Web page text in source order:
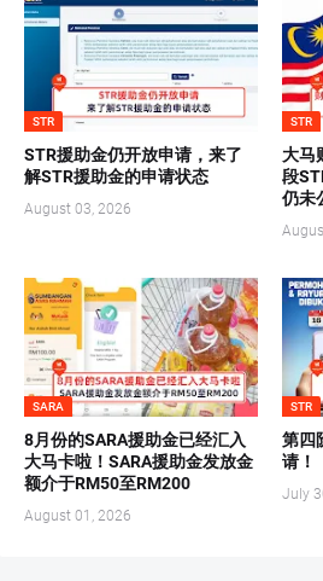
STR
STR援助金仍开放申请，来了
解STR援助金的申请状态
August 03, 2026
STR
大马
段
仍未
SARA
8月份的SARA援助金已经汇入
大马卡啦！SARA援助金发放金
额介于RM50至RM200
August 01, 2026
STR
第四
请！
July